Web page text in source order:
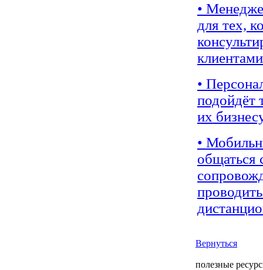
•
для тех,
клиентами
•
подойдёт
их
•
общаться
Вернуться
полезные